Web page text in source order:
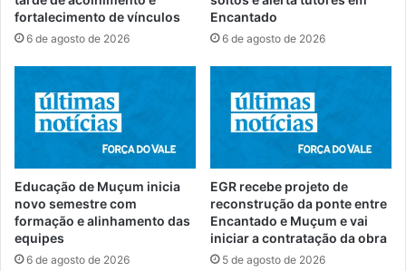
fortalecimento de vínculos
6 de agosto de 2026
Encantado
6 de agosto de 2026
Educação de Muçum inicia
novo semestre com
formação e alinhamento das
equipes
6 de agosto de 2026
EGR recebe projeto de
reconstrução da ponte entre
Encantado e Muçum e vai
iniciar a contratação da obra
5 de agosto de 2026